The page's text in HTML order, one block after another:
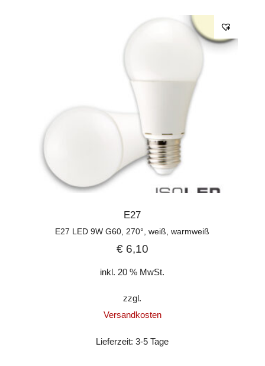
E27
E27 LED 9W G60, 270°, weiß, warmweiß
€6,10
inkl. 20 % MwSt.
zzgl.
Versandkosten
Lieferzeit:3-5 Tage